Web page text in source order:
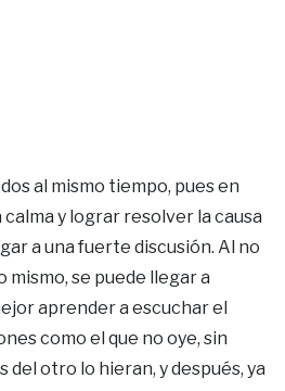
al mismo tiempo, pues en
calma y lograr resolver la causa
a una fuerte discusión. Al no
mismo, se puede llegar a
aprender a escuchar el
como el que no oye, sin
del otro lo hieran, y después, ya